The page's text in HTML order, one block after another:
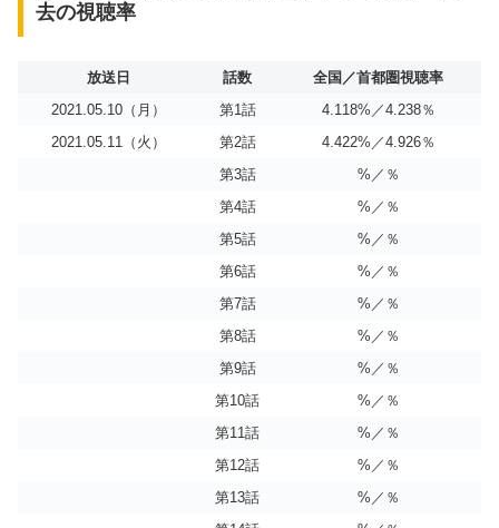
去の視聴率
放送日 話数
全国／首都圏視聴率
2021.05.10（月）
第1話
4.118%／4.238％
2021.05.11（火）
第2話
4.422%／4.926％
第3話
%／％
第4話
%／％
第5話
%／％
第6話
%／％
第7話
%／％
第8話
%／％
第9話
%／％
第10話
%／％
第11話
%／％
第12話
%／％
第13話
%／％